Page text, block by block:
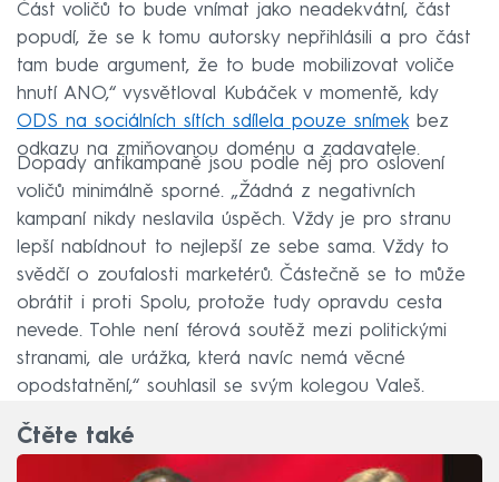
Část voličů to bude vnímat jako neadekvátní, část
popudí, že se k tomu autorsky nepřihlásili a pro část
tam bude argument, že to bude mobilizovat voliče
hnutí ANO,“ vysvětloval Kubáček v momentě, kdy
ODS na sociálních sítích sdílela pouze snímekbez
odkazu na zmiňovanou doménu a zadavatele.
Dopady antikampaně jsou podle něj pro oslovení
voličů minimálně sporné. „Žádná z negativních
kampaní nikdy neslavila úspěch. Vždy je pro stranu
lepší nabídnout to nejlepší ze sebe sama. Vždy to
svědčí o zoufalosti marketérů. Částečně se to může
obrátit i proti Spolu, protože tudy opravdu cesta
nevede. Tohle není férová soutěž mezi politickými
stranami, ale urážka, která navíc nemá věcné
opodstatnění,“ souhlasil se svým kolegou Valeš.
Čtěte také